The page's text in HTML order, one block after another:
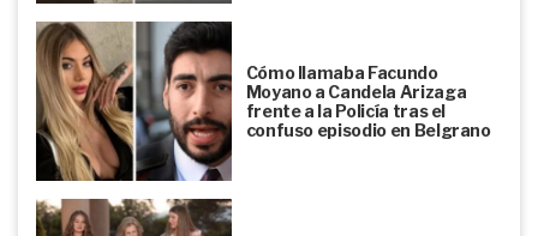
Cómo llamaba Facundo
Moyano a Candela Arizaga
frente a la Policía tras el
confuso episodio en Belgrano